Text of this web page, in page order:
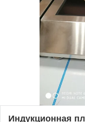
Индукционная